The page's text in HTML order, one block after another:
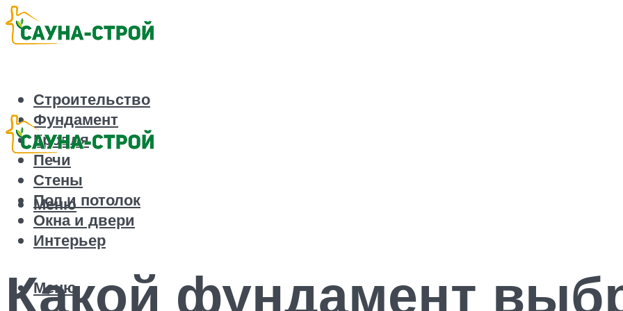
Строительство
Фундамент
Кровля
Печи
Стены
Пол и потолок
Окна и двери
Интерьер
Меню
Меню
Какой фундамент